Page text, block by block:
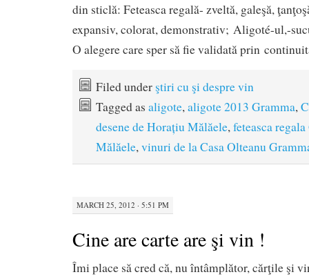
din sticlă: Feteasca regală- zveltă, galeşă,
expansiv, colorat, demonstrativ; Aligoté-ul,-
O alegere care sper să fie validată prin
Filed under ştiri cu şi despre vin
Tagged as aligote,aligote 2013 Gramma,
desene de Horațiu Mălăele,feteasca
Mălăele,vinuri de la Casa Olteanu
MARCH 25, 2012 · 5:51 PM
Cine are carte are şi vin !
Îmi place să cred că, nu întâmplător, cărţile şi